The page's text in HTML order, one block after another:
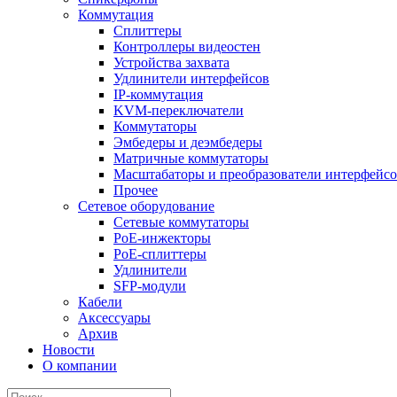
Коммутация
Сплиттеры
Контроллеры видеостен
Устройства захвата
Удлинители интерфейсов
IP-коммутация
KVM-переключатели
Коммутаторы
Эмбедеры и деэмбедеры
Матричные коммутаторы
Масштабаторы и преобразователи
Прочее
Сетевое оборудование
Сетевые коммутаторы
PoE-инжекторы
PoE-сплиттеры
Удлинители
SFP-модули
Кабели
Аксессуары
Архив
Новости
О компании